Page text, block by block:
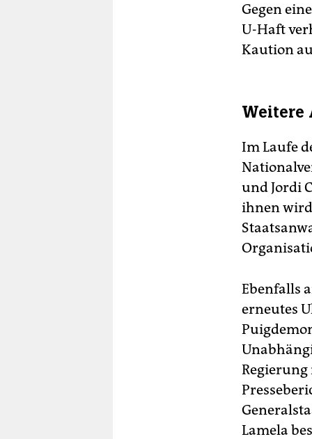
Gegen
U-Haft
Kaution
Weitere
Im Laufe
und Jordi
ihnen
Ebenfalls
erneutes
Regierung
Lamela